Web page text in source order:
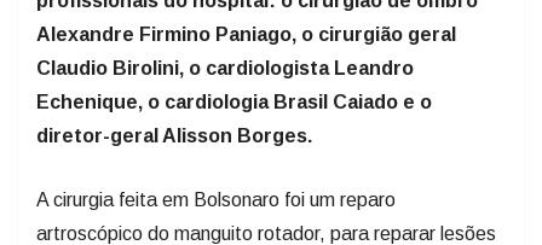
Alexandre Firmino Paniago, o cirurgião geral
Claudio Birolini, o cardiologista Leandro
Echenique, o cardiologia Brasil Caiado e o
diretor-geral Alisson Borges.
A cirurgia feita em Bolsonaro foi um reparo
artroscópico do manguito rotador, para reparar lesões